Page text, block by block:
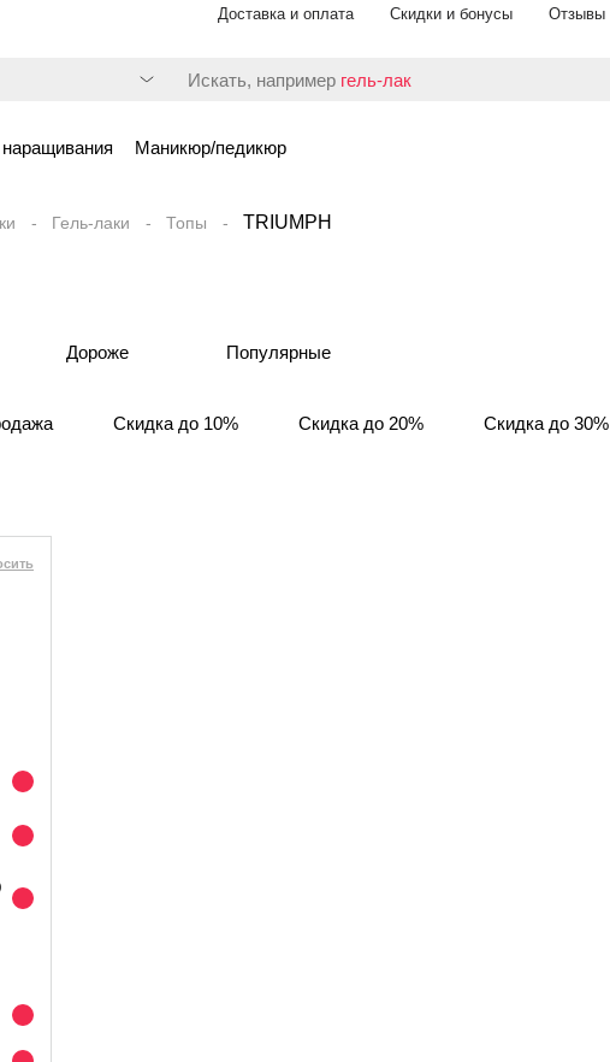
Доставка и оплата Скидки и бонусы Отзывы
Искать, например гель-лак
Маникюр/педикюр
Гель-лаки Топы TRIUMPH
Дороже Популярные
Скидка до 10% Скидка до 20% Скидка до 30%